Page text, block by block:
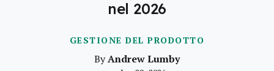
GESTIONE DEL PRODOTTO
nel 2026
ByAndrew Lumby